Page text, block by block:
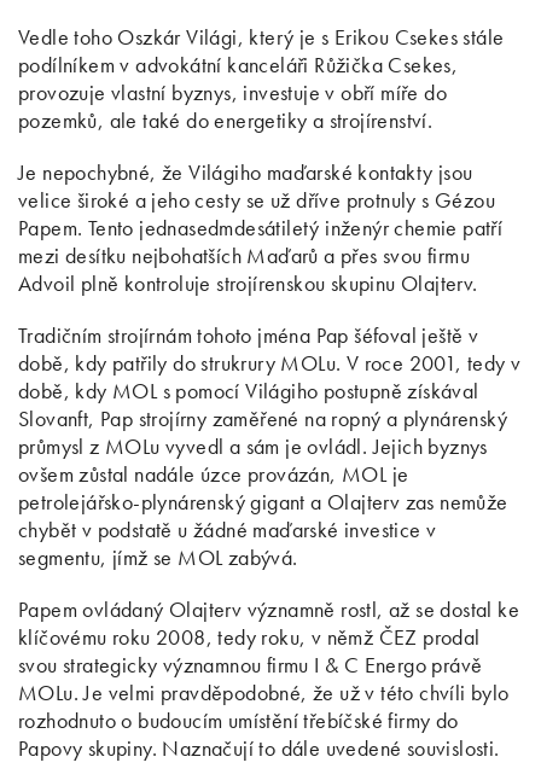
Vedle toho Oszkár Világi, který je s Erikou Csekes stále
podílníkem v advokátní kanceláři Růžička Csekes,
provozuje vlastní byznys, investuje v obří míře do
pozemků, ale také do energetiky a strojírenství.
Je nepochybné, že Világiho maďarské kontakty jsou
velice široké a jeho cesty se už dříve protnuly s Gézou
Papem. Tento jednasedmdesátiletý inženýr chemie patří
mezi desítku nejbohatších Maďarů a přes svou firmu
Advoil plně kontroluje strojírenskou skupinu Olajterv.
Tradičním strojírnám tohoto jména Pap šéfoval ještě v
době, kdy patřily do strukrury MOLu. V roce 2001, tedy v
době, kdy MOL s pomocí Világiho postupně získával
Slovanft, Pap strojírny zaměřené na ropný a plynárenský
průmysl z MOLu vyvedl a sám je ovládl. Jejich byznys
ovšem zůstal nadále úzce provázán, MOL je
petrolejářsko-plynárenský gigant a Olajterv zas nemůže
chybět v podstatě u žádné maďarské investice v
segmentu, jímž se MOL zabývá.
Papem ovládaný Olajterv významně rostl, až se dostal ke
klíčovému roku 2008, tedy roku, v němž ČEZ prodal
svou strategicky významnou firmu I & C Energo právě
MOLu. Je velmi pravděpodobné, že už v této chvíli bylo
rozhodnuto o budoucím umístění třebíčské firmy do
Papovy skupiny. Naznačují to dále uvedené souvislosti.